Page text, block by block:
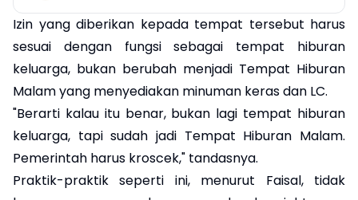
Izin yang diberikan kepada tempat tersebut harus
sesuai dengan fungsi sebagai tempat hiburan
keluarga, bukan berubah menjadi Tempat Hiburan
Malam yang menyediakan minuman keras dan LC.
"Berarti kalau itu benar, bukan lagi tempat hiburan
keluarga, tapi sudah jadi Tempat Hiburan Malam.
Pemerintah harus kroscek," tandasnya.
Praktik-praktik seperti ini, menurut Faisal, tidak